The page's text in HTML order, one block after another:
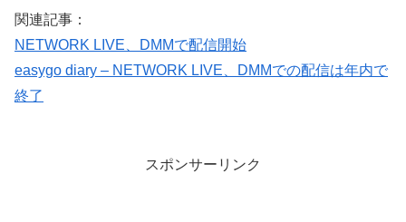
関連記事：
NETWORK LIVE、DMMで配信開始
easygo diary – NETWORK LIVE、DMMでの配信は年内で
終了
スポンサーリンク